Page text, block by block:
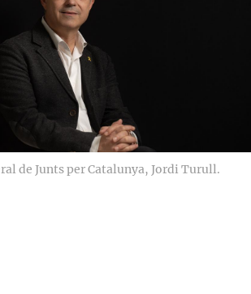
de Junts per Catalunya, Jordi Turull.